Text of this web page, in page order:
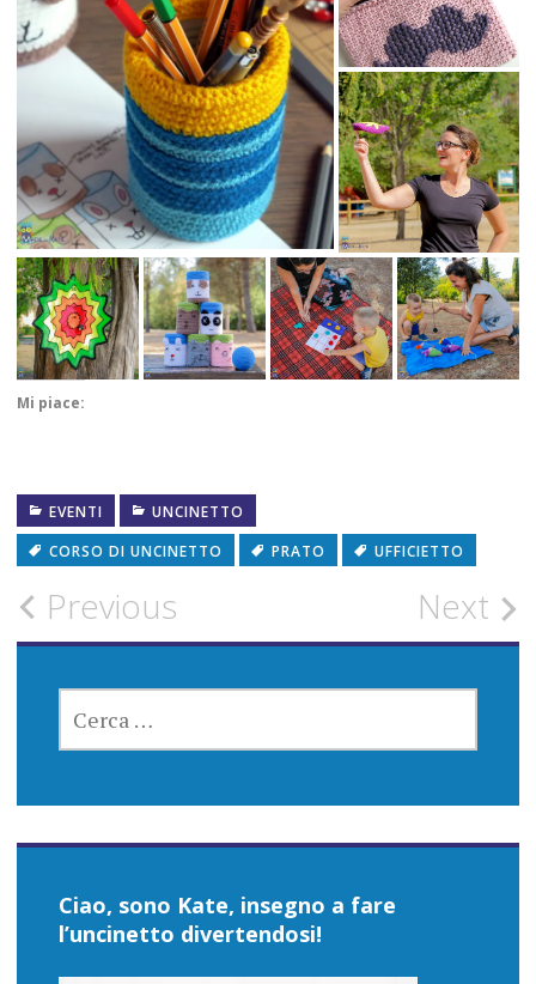
Mi piace:
EVENTI
UNCINETTO
CORSO DI UNCINETTO
PRATO UFFICIETTO
Post
navigation
Previous Next
PER:
Ciao, sono Kate, insegno a fare
l’uncinetto divertendosi!